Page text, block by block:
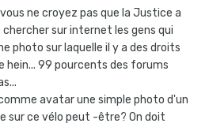
ne croyez pas que la Justice a
sur internet les gens qui
photo sur laquelle il y a des droits
hein... 99 pourcents des forums
avatar une simple photo d'un
sur ce vélo peut -être? On doit